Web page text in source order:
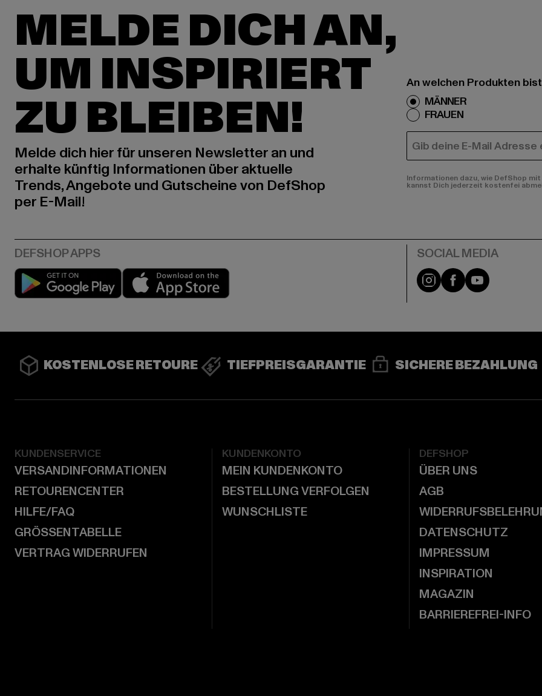
MELDE DICH AN,
UM INSPIRIERT
ZU BLEIBEN!
Melde dich hier für unseren Newsletter an und
erhalte künftig Informationen über aktuelle
Trends, Angebote und Gutscheine von DefShop
per E-Mail!
An welchen Produkten
MÄNNER
FRAUEN
E-MAIL
Informationen dazu, wie DefShop
kannst Dich jederzeit kostenfei
Play market Instagram
FacebookYouTube
KOSTENLOSE RETOURE TIEFPREISGARANTIE SICHERE BEZAHLUNG
KUNDENSERVICE
VERSANDINFORMATIONEN
RETOURENCENTER
HILFE/FAQ
GRÖSSENTABELLE
VERTRAG WIDERRUFEN
KUNDENKONTO
MEIN KUNDENKONTO
BESTELLUNG VERFOLGEN
WUNSCHLISTE
DEFSHOP
ÜBER UNS
AGB
DATENSCHUTZ
IMPRESSUM
INSPIRATION
MAGAZIN
BARRIEREFREI-INFO